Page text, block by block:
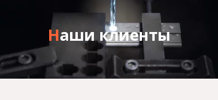
Наши клиенты